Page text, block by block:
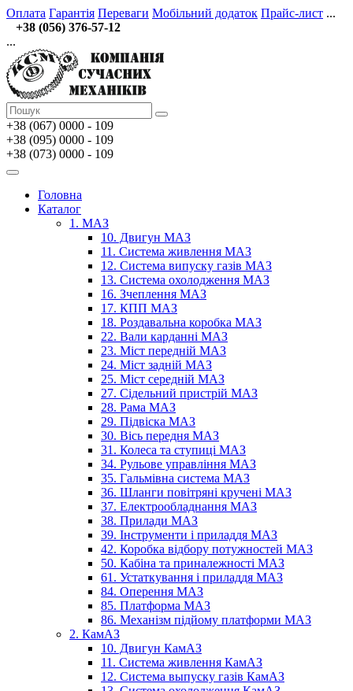
Оплата Гарантія Переваги Мобільний додаток Прайс-лист ...
+38 (056) 376-57-12
...
+38 (067) 0000 - 109
+38 (095) 0000 - 109
+38 (073) 0000 - 109
Головна
Каталог
1. МАЗ
10. Двигун МАЗ
11. Система живлення МАЗ
12. Система випуску газів МАЗ
13. Система охолодження МАЗ
16. Зчеплення МАЗ
17. КПП МАЗ
18. Роздавальна коробка МАЗ
22. Вали карданні МАЗ
23. Міст передній МАЗ
24. Міст задній МАЗ
25. Міст середній МАЗ
27. Сідельний пристрій МАЗ
28. Рама МАЗ
29. Підвіска МАЗ
30. Вісь передня МАЗ
31. Колеса та ступиці МАЗ
34. Рульове управління МАЗ
35. Гальмівна система МАЗ
36. Шланги повітряні кручені МАЗ
37. Електрообладнання МАЗ
38. Прилади МАЗ
39. Інструменти і приладдя МАЗ
42. Коробка відбору потужностей МАЗ
50. Кабіна та приналежності МАЗ
61. Устаткування і приладдя МАЗ
84. Оперення МАЗ
85. Платформа МАЗ
86. Механізм підйому платформи МАЗ
2. КамАЗ
10. Двигун КамАЗ
11. Система живлення КамАЗ
12. Система выпуску газів КамАЗ